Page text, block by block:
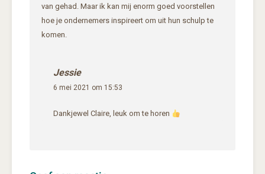
van gehad. Maar ik kan mij enorm goed voorstellen
hoe je ondernemers inspireert om uit hun schulp te
komen.
Jessie
6 mei 2021 om 15:53
Dankjewel Claire, leuk om te horen